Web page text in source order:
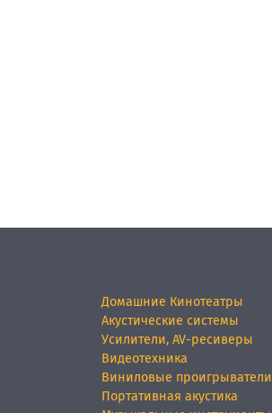
Домашние Кинотеатры
Акустические системы
Усилители, AV-ресиверы
Видеотехника
Виниловые проигрыватели
Портативная акустика